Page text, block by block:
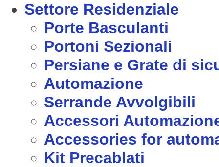
Settore Residenziale
Porte Basculanti
Portoni Sezionali
Persiane e Grate di
Automazione
Serrande Avvolgibili
Accessori
Accessories for
Kit Precablati